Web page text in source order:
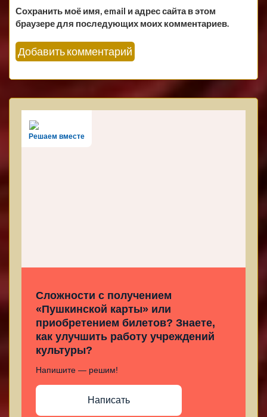
Сохранить моё имя, email и адрес сайта в этом
браузере для последующих моих комментариев.
Решаем вместе
Сложности с получением
«Пушкинской карты» или
приобретением билетов? Знаете,
как улучшить работу учреждений
культуры?
Напишите — решим!
Написать